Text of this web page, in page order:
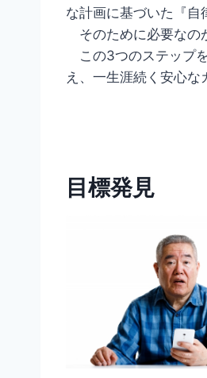
な計画に基づいた『自
そのために必要なの
この3つのステップ
え、一生涯続く安心な
目標発見